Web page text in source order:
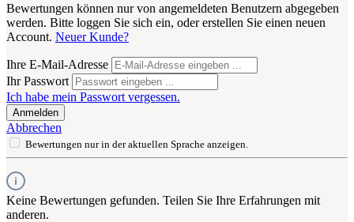
Bewertungen können nur von angemeldeten Benutzern abgegeben
werden. Bitte loggen Sie sich ein, oder erstellen Sie einen neuen
Account. Neuer Kunde?
Ihre E-Mail-Adresse
Ihr Passwort
Ich habe mein Passwort vergessen.
Anmelden
Abbrechen
Bewertungen nur in der aktuellen Sprache anzeigen.
Keine Bewertungen gefunden. Teilen Sie Ihre Erfahrungen mit
anderen.